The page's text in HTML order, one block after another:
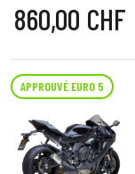
860,00 CHF
APPROUVÉ EURO 5